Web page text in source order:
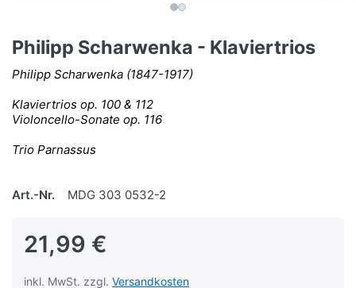
Philipp Scharwenka - Klaviertrios
Philipp Scharwenka (1847-1917)
Klaviertrios op. 100 & 112
Violoncello-Sonate op. 116
Trio Parnassus
Art.-Nr. MDG 303 0532-2
21,99 €
inkl. MwSt. zzgl. Versandkosten